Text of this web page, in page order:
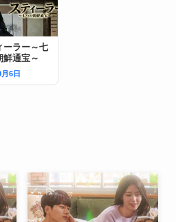
ーラー～七
鮮通宝～
月6日